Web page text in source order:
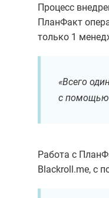
Процесс
ПланФакт
только 1
«Всего
с помощью
Работа с
Blackroll.me, с